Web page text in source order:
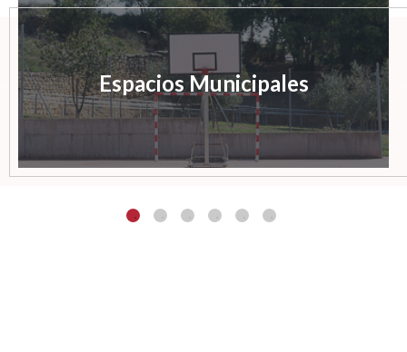
Espacios Municipales